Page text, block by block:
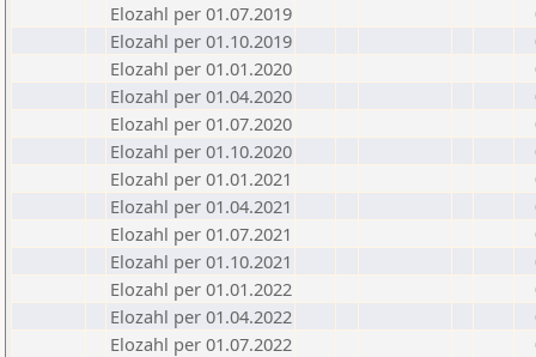
Elozahl per 01.07.2019
Elozahl per 01.10.2019
Elozahl per 01.01.2020
Elozahl per 01.04.2020
Elozahl per 01.07.2020
Elozahl per 01.10.2020
Elozahl per 01.01.2021
Elozahl per 01.04.2021
Elozahl per 01.07.2021
Elozahl per 01.10.2021
Elozahl per 01.01.2022
Elozahl per 01.04.2022
Elozahl per 01.07.2022